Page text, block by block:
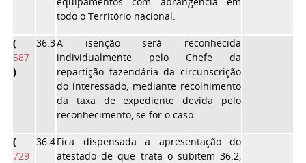
todo o Território nacional.
(
587
)
36.3A isenção será reconhecida
individualmente pelo Chefe da
repartição fazendária da circunscrição
do interessado, mediante recolhimento
da taxa de expediente devida pelo
reconhecimento, se for o caso.
(
729
36.4Fica dispensada a apresentação do
atestado de que trata o subitem 36.2,